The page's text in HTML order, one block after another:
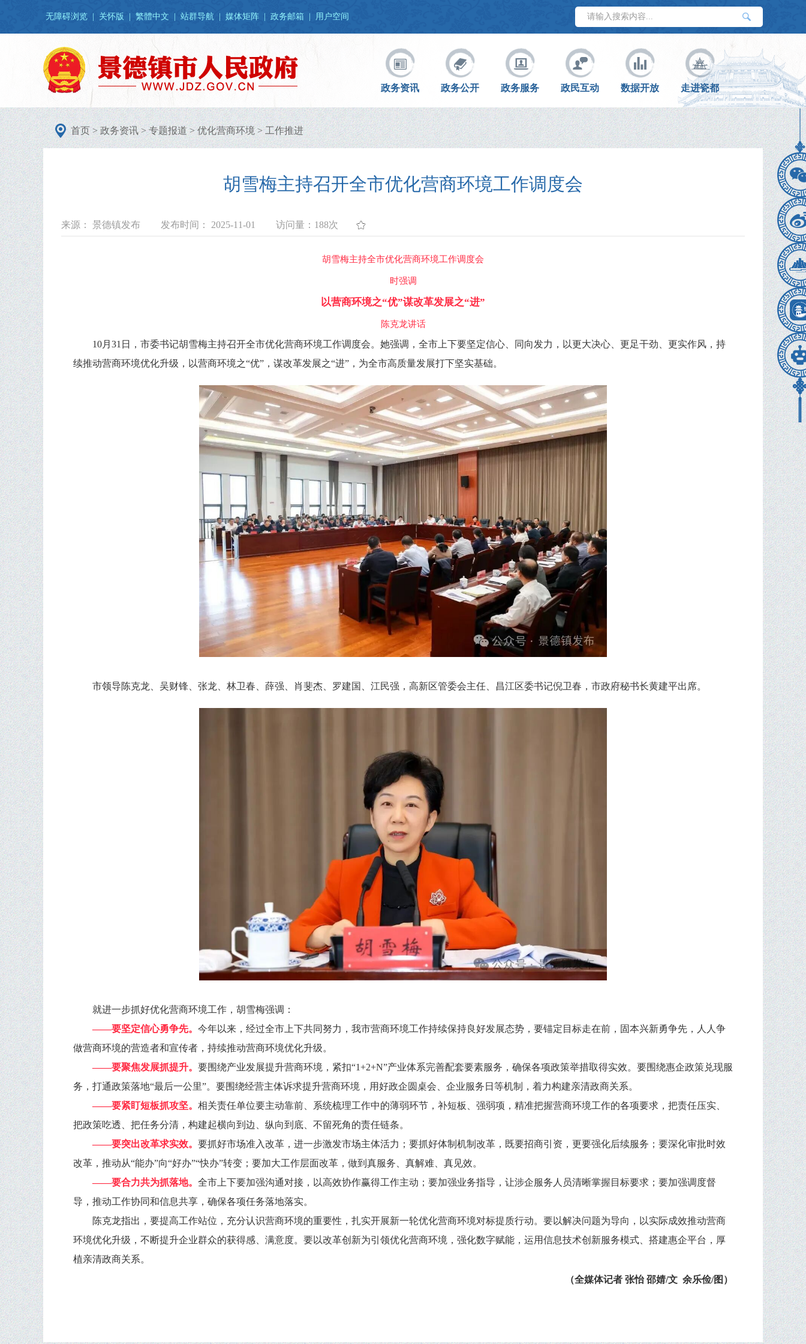
无障碍浏览 关怀版 繁體中文 站群导航 媒体矩阵 政务邮箱 用户空间
政务资讯 政务公开 政务服务 政民互动 数据开放 走进瓷都
首页>政务资讯>专题报道>优化营商环境>工作推进
胡雪梅主持召开全市优化营商环境工作调度会
来源： 景德镇发布 发布时间： 2025-11-01 访问量： 188次
胡雪梅主持全市优化营商环境工作调度会
时强调
以营商环境之“优”谋改革发展之“进”
陈克龙讲话
10月31日，市委书记胡雪梅主持召开全市优化营商环境工作调度会。她强调，全市上下要坚定信心、同向发力，以更大决心、更足干劲、更实作风，持
续推动营商环境优化升级，以营商环境之“优”，谋改革发展之“进”，为全市高质量发展打下坚实基础。
市领导陈克龙、吴财锋、张龙、林卫春、薛强、肖斐杰、罗建国、江民强，高新区管委会主任、昌江区委书记倪卫春，市政府秘书长黄建平出席。
就进一步抓好优化营商环境工作，胡雪梅强调：
——要坚定信心勇争先。 今年以来，经过全市上下共同努力，我市营商环境工作持续保持良好发展态势，要锚定目标走在前，固本兴新勇争先，人人争
做营商环境的营造者和宣传者，持续推动营商环境优化升级。
——要聚焦发展抓提升。 要围绕产业发展提升营商环境，紧扣“1+2+N”产业体系完善配套要素服务，确保各项政策举措取得实效。要围绕惠企政策兑现服
务，打通政策落地“最后一公里”。要围绕经营主体诉求提升营商环境，用好政企圆桌会、企业服务日等机制，着力构建亲清政商关系。
——要紧盯短板抓攻坚。 相关责任单位要主动靠前、系统梳理工作中的薄弱环节，补短板、强弱项，精准把握营商环境工作的各项要求，把责任压实、
把政策吃透、把任务分清，构建起横向到边、纵向到底、不留死角的责任链条。
——要突出改革求实效。 要抓好市场准入改革，进一步激发市场主体活力；要抓好体制机制改革，既要招商引资，更要强化后续服务；要深化审批时效
改革，推动从“能办”向“好办”“快办”转变；要加大工作层面改革，做到真服务、真解难、真见效。
——要合力共为抓落地。 全市上下要加强沟通对接，以高效协作赢得工作主动；要加强业务指导，让涉企服务人员清晰掌握目标要求；要加强调度督
导，推动工作协同和信息共享，确保各项任务落地落实。
陈克龙指出，要提高工作站位，充分认识营商环境的重要性，扎实开展新一轮优化营商环境对标提质行动。要以解决问题为导向，以实际成效推动营商
环境优化升级，不断提升企业群众的获得感、满意度。要以改革创新为引领优化营商环境，强化数字赋能，运用信息技术创新服务模式、搭建惠企平台，厚
植亲清政商关系。
（全媒体记者 张怡 邵婧/文 余乐俭/图 ）